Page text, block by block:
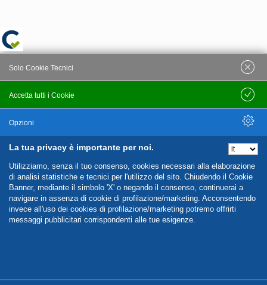
La tua privacy è importante per noi.
Utilizziamo, senza il tuo consenso, cookies necessari alla elaborazione
di analisi statistiche e tecnici per l'utilizzo del sito. Chiudendo il Cookie
Banner, mediante il simbolo 'X' o negando il consenso, continuerai a
navigare in assenza di cookie di profilazione/marketing. Acconsentendo
invece all'uso dei cookies di profilazione/marketing potremo offrirti
messaggi pubblicitari corrispondenti alle tue esigenze.
Accetta tutti i Cookie
Solo Cookie Tecnici
Salva
Opzioni
Nascondi Opzioni